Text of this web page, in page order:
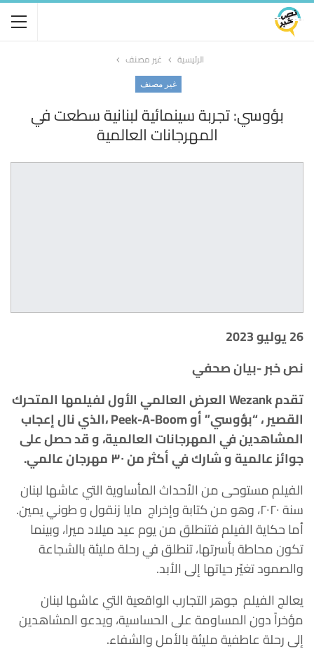
الرئيسية غير مصنف
غير مصنف
بؤوسي: تجربة سينمائية لبنانية سطعت في
المهرجانات العالمية
26 يوليو 2023
نص خبر -بيان صحفي
تقدم Wezank العرض العالمي الأول لفيلمها المتحرك
القصير ، “بؤوسي” أو Peek-A-Boom ،الذي نال إعجاب
المشاهدين في المهرجانات العالمية، و قد حصل على
جوائز عالمية و شارك في أكثر من ٣٠ مهرجان عالمي.
الفيلم مستوحى من الأحداث المأساوية التي عاشها لبنان
سنة ٢٠٢٠، وهو من كتابة وإخراج مايا زنقول و طوني يمين.
أما حكاية الفيلم فتنطلق من يوم عيد ميلاد ميرا، وبينما
تكون محاطة بأسرتها، تنطلق في رحلة مليئة بالشجاعة
والصمود تغيّر حياتها إلى الأبد.
يعالج الفيلم جوهر التجارب الواقعية التي عاشها لبنان
مؤخراً دون المساومة على الحساسية، ويدعو المشاهدين
إلى رحلة عاطفية مليئة بالأمل والشفاء.